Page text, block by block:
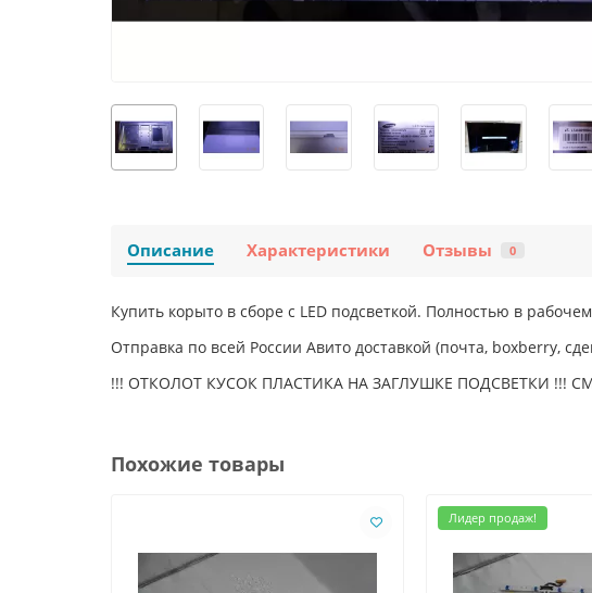
Описание Характеристики Отзывы 0
Купить корыто в сборе с LED подсветкой. Полностью в
Отправка по всей России Авито доставкой (почта, boxberry,
!!! ОТКОЛОТ КУСОК ПЛАСТИКА НА ЗАГЛУШКЕ ПОДСВЕТКИ !!!
Похожие товары
Лидер продаж!